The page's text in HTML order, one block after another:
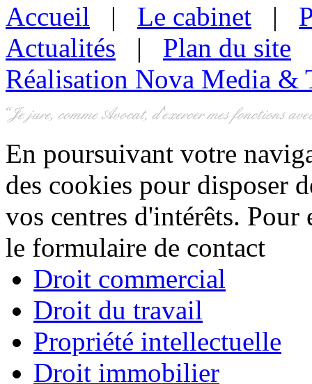
Accueil | Le cabinet |
Actualités | Plan du site
Réalisation Nova Media &
En poursuivant votre
des cookies pour disposer
vos centres d'intérêts.
le formulaire de contact
Droit commercial
Droit du travail
Propriété intellectuelle
Droit immobilier